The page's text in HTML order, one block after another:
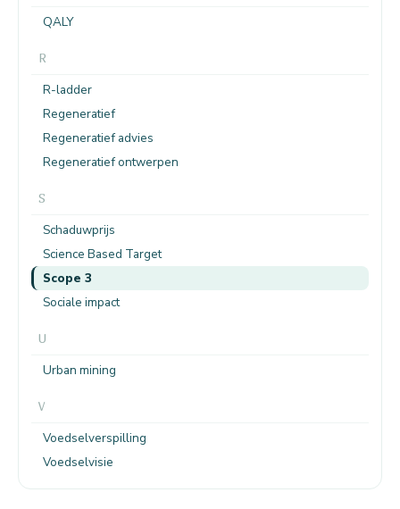
QALY
R
R-ladder
Regeneratief
Regeneratief advies
Regeneratief ontwerpen
S
Schaduwprijs
Science Based Target
Scope 3
Sociale impact
U
Urban mining
V
Voedselverspilling
Voedselvisie